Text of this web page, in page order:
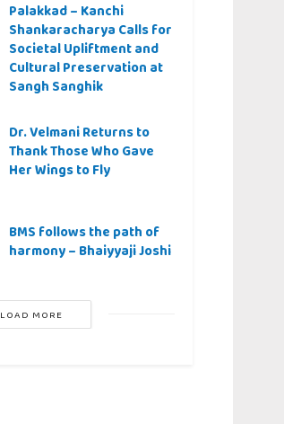
Palakkad – Kanchi
Shankaracharya Calls for
Societal Upliftment and
Cultural Preservation at
Sangh Sanghik
Dr. Velmani Returns to
Thank Those Who Gave
Her Wings to Fly
BMS follows the path of
harmony – Bhaiyyaji Joshi
LOAD MORE